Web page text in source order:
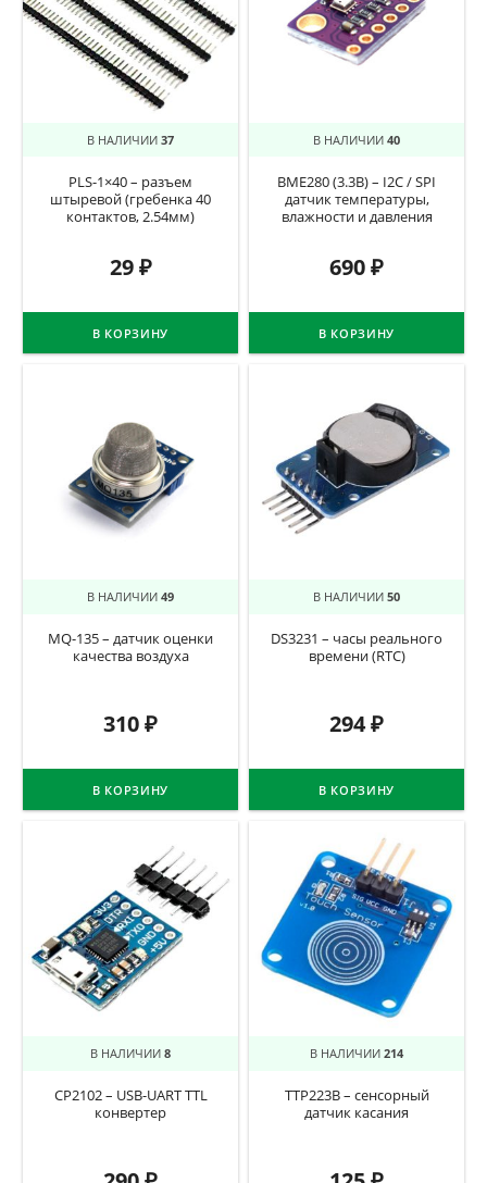
В НАЛИЧИИ 37
PLS-1×40 – разъем
штыревой (гребенка 40
контактов, 2.54мм)
29₽
В КОРЗИНУ
В НАЛИЧИИ 40
BME280 (3.3В) – I2C / SPI
датчик температуры,
влажности и давления
690₽
В КОРЗИНУ
В НАЛИЧИИ 49
MQ-135 – датчик оценки
качества воздуха
310₽
В КОРЗИНУ
В НАЛИЧИИ 50
DS3231 – часы реального
времени (RTC)
294₽
В КОРЗИНУ
В НАЛИЧИИ 8
CP2102 – USB-UART TTL
конвертер
В НАЛИЧИИ 214
TTP223B – сенсорный
датчик касания